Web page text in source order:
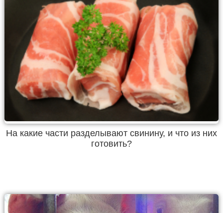
На какие части разделывают свинину, и что из них
готовить?